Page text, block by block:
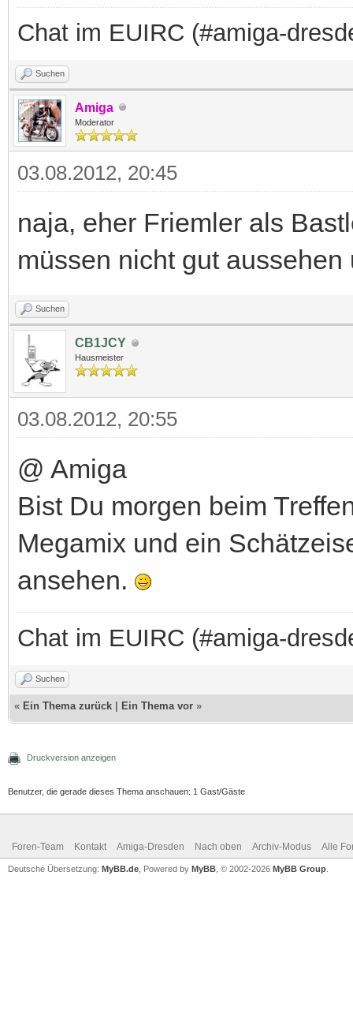
Chat im EUIRC (#amiga-
Suchen
Amiga
Moderator
03.08.2012, 20:45
naja, eher Friemler als
müssen nicht gut
Suchen
CB1JCY
Hausmeister
03.08.2012, 20:55
@ Amiga
Bist Du morgen beim
Megamix und ein
ansehen.
Chat im EUIRC (#amiga-
Suchen
« Ein Thema zurück Ein Thema vor »
Druckversion anzeigen
Benutzer, die gerade dieses Thema anschauen: 1 Gast/Gäste
Foren-Team Kontakt Amiga-Dresden Nach oben Archiv-Modus Alle
Deutsche Übersetzung: MyBB.de, Powered by MyBB, © 2002-2026 MyBB Group.